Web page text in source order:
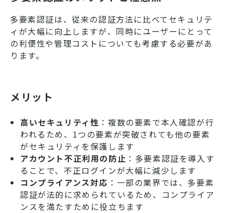
方や導入方法まで詳しく解説し
ます。ぜひ参考にしてくださ
い。
多要素認証は、従来の認証方法に比べてセキュリテ
ィが大幅に向上しますが、同時にユーザーにとって
の利便性や管理コストについても考慮する必要があ
ります。
メリット
高いセキュリティ性 ：複数の要素で本人確認が行
われるため、1つの要素が突破されても他の要素
がセキュリティを保護します
アカウント不正利用の防止 ：多要素認証を導入す
ることで、不正ログインが大幅に減少します
コンプライアンス対応 ：一部の業界では、多要素
認証が法的に求められているため、コンプライア
ンスを満たすために役立ちます